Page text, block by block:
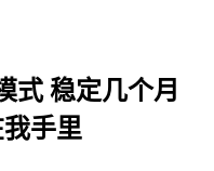
式 稳定几个月
手里